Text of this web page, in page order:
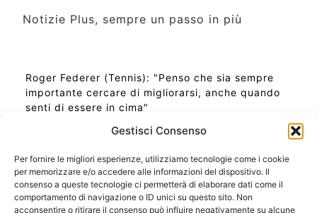
Gestisci Consenso
Per fornire le migliori esperienze, utilizziamo tecnologie come i cookie
per memorizzare e/o accedere alle informazioni del dispositivo. Il
consenso a queste tecnologie ci permetterà di elaborare dati come il
comportamento di navigazione o ID unici su questo sito. Non
acconsentire o ritirare il consenso può influire negativamente su alcune
Notizie Plus, sempre un passo in più
Roger Federer (Tennis): "Penso che sia sempre
importante cercare di migliorarsi, anche quando
senti di essere in cima"
Ora Esatta in Italia in questo momento
Ti Senti Strano Ultimamente? Potrebbe Essere per
la Risonanza di Schumann